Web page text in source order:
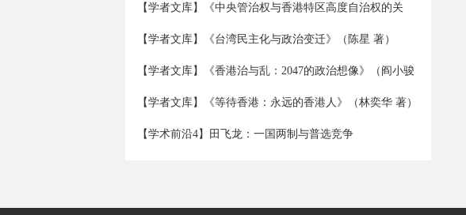
【学者文库】《中央管治权与香港特区高度自治权的关
【学者文库】《台湾民主化与政治变迁》（陈星 著）
【学者文库】《香港治与乱：2047的政治想像》（阎小骏
【学者文库】《等待香港：永远的香港人》（林奕华 著）
【学术前沿4】田飞龙：一国两制与普选竞争